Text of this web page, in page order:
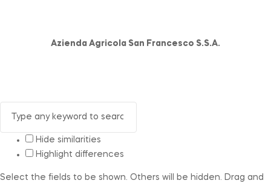
Azienda Agricola San Francesco S.S.A.
Hide similarities
Highlight differences
Select the fields to be shown. Others will be hidden. Drag and